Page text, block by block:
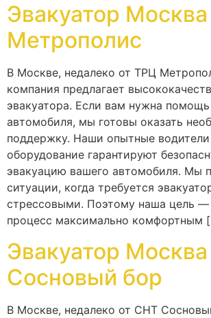
Эвакуатор
Метрополис
В Москве, недалеко от ТРЦ
компания предлагает
эвакуатора. Если вам нужна
автомобиля, мы готовы оказать
поддержку. Наши опытные
оборудование гарантируют
эвакуацию вашего автомобиля. Мы
ситуации, когда требуется
стрессовыми. Поэтому наша цель —
процесс максимально комфортным
Эвакуатор
Сосновый бор
В Москве, недалеко от СНТ